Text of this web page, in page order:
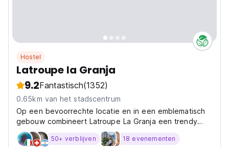
Hostel
Latroupe la Granja
9.2Fantastisch(1352)
0.65km van het stadscentrum
Op een bevoorrechte locatie en in een emblematisch
gebouw combineert Latroupe La Granja een trendy
hybride van hoge kwaliteit
50+ verblijven 18 evenementen